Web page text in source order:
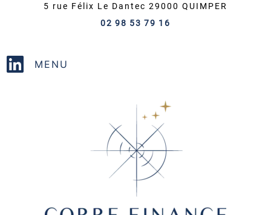
5 rue Félix Le Dantec 29000 QUIMPER
02 98 53 79 16